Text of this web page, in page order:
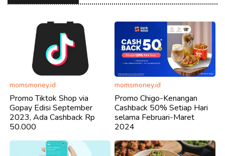
momsmoney.id
Promo Tiktok Shop via
Gopay Edisi September
2023, Ada Cashback Rp
50.000
momsmoney.id
Promo Chigo-Kenangan
Cashback 50% Setiap Hari
selama Februari-Maret
2024